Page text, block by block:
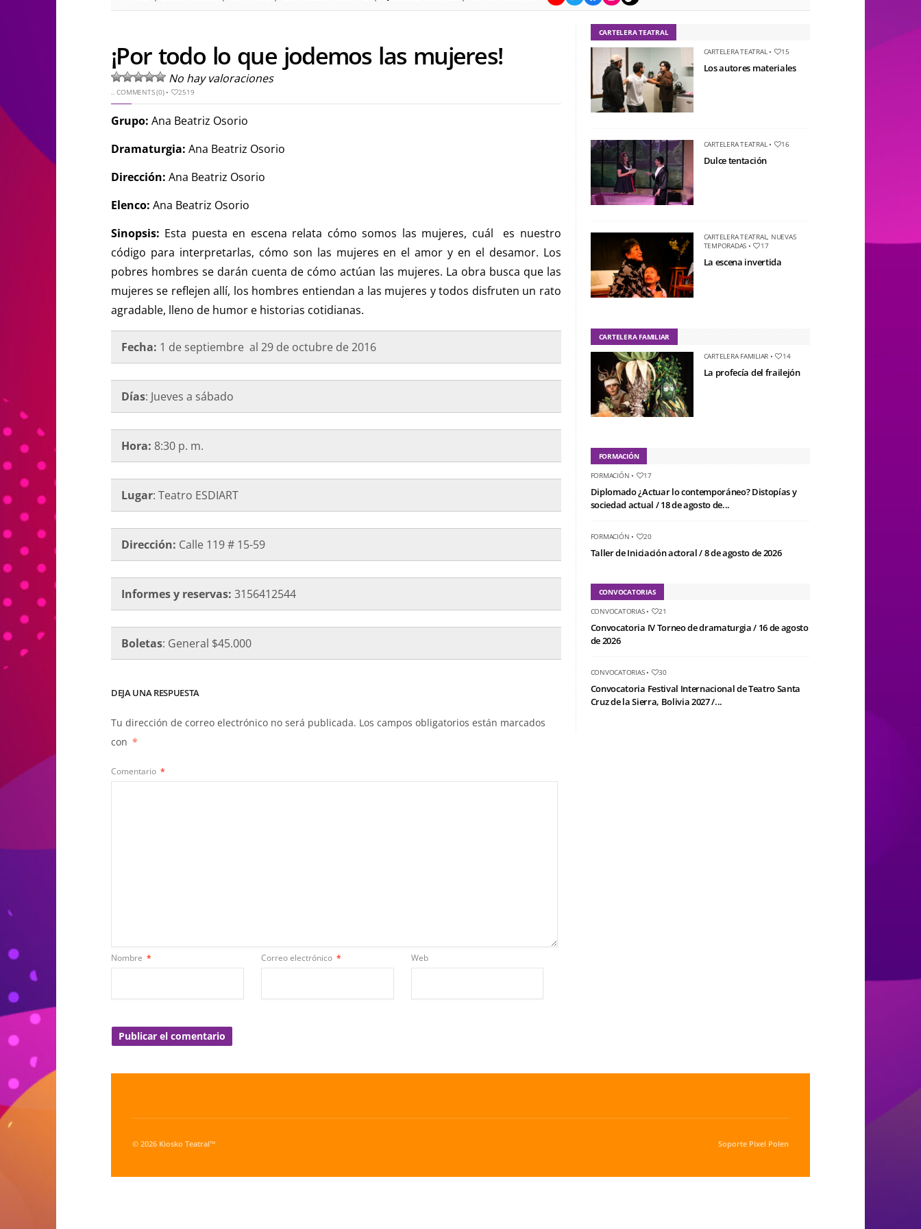
¡Por todo lo que jodemos las mujeres!
No hay valoraciones
..COMMENTS (0)• 2519
Grupo: Ana Beatriz Osorio
Dramaturgia: Ana Beatriz Osorio
Dirección: Ana Beatriz Osorio
Elenco: Ana Beatriz Osorio
Sinopsis: Esta puesta en escena relata cómo somos las mujeres, cuál es nuestro
código para interpretarlas, cómo son las mujeres en el amor y en el desamor. Los
pobres hombres se darán cuenta de cómo actúan las mujeres. La obra busca que las
mujeres se reflejen allí, los hombres entiendan a las mujeres y todos disfruten un rato
agradable, lleno de humor e historias cotidianas.
Fecha: 1 de septiembre al 29 de octubre de 2016
Días: Jueves a sábado
Hora: 8:30 p. m.
Lugar: Teatro ESDIART
Dirección: Calle 119 # 15-59
Informes y reservas: 3156412544
Boletas: General $45.000
DEJA UNA RESPUESTA
Tu dirección de correo electrónico no será publicada. Los campos obligatorios están marcados
con *
Comentario *
Nombre * Correo electrónico * Web
CARTELERA TEATRAL
CARTELERA TEATRAL• 15
Los autores materiales
CARTELERA TEATRAL• 16
Dulce tentación
CARTELERA TEATRAL, NUEVAS
TEMPORADAS • 17
La escena invertida
CARTELERA FAMILIAR
CARTELERA FAMILIAR • 14
La profecía del frailejón
FORMACIÓN
FORMACIÓN • 17
Diplomado ¿Actuar lo contemporáneo? Distopías y
sociedad actual / 18 de agosto de...
FORMACIÓN • 20
Taller de Iniciación actoral / 8 de agosto de 2026
CONVOCATORIAS
CONVOCATORIAS• 21
Convocatoria IV Torneo de dramaturgia / 16 de agosto
de 2026
CONVOCATORIAS• 30
Convocatoria Festival Internacional de Teatro Santa
Cruz de la Sierra, Bolivia 2027 /...
© 2026 Kiosko Teatral™ Soporte Pixel Polen